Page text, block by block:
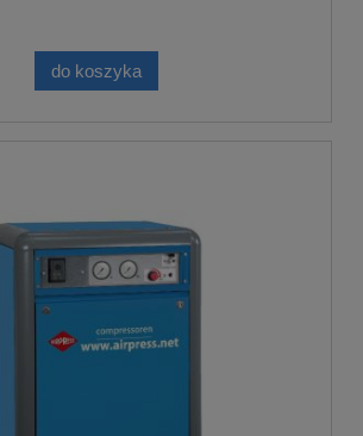
do koszyka